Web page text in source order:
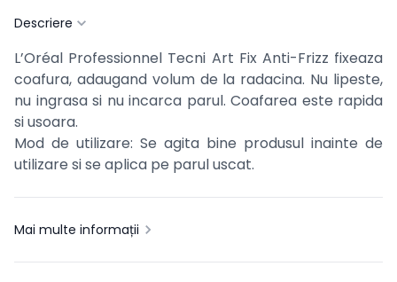
Descriere
L’Oréal Professionnel Tecni Art Fix Anti-Frizz fixeaza
coafura, adaugand volum de la radacina. Nu lipeste,
nu ingrasa si nu incarca parul. Coafarea este rapida
si usoara.
Mod de utilizare: Se agita bine produsul inainte de
utilizare si se aplica pe parul uscat.
Mai multe informații